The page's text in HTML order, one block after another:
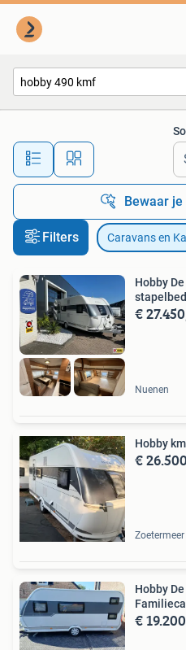
Alle
Bewaar
Filters Caravans en
Hobby
€
Nuenen
Hobby
€
Zoetermeer
Hobby
€